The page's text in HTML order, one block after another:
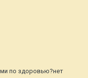
по здоровью?нет